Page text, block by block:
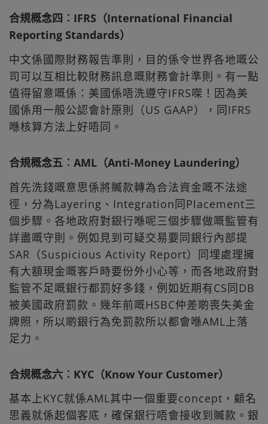
合規概念四︰IFRS（International Financial
Reporting Standards）
中文係國際財務報告準則，目的係令世界各地嘅公
司可以互相比較財務訊息嘅財務會計準則。有一點
值得留意嘅係：美國係唔洗遵守IFRS㗎！因為美
國係用一般公認會計原則（US GAAP），同IFRS
喺核算方法上好唔同。
合規概念五︰AML（Anti-Money Laundering）
首先洗錢嘅意思係將贓款轉為合法資金嘅不法途
徑，分為Layering、Integration同Placement三
個步驟。各地政府對銀行喺呢三個步驟做嘅監管有
詳盡嘅守則。例如見到可疑交易要同銀行內部提
SAR（Suspicious Activity Report）同埋處理擁
有大額現金嘅客戶時要份外小心等，而各地政府對
監管不足嘅銀行都罰好多錢，例如近期有CS同DB
被美國政府罰款。幾年前嘅HSBC仲差啲喪失美金
牌照，所以啲銀行為免罰款所以都會喺AML上落
足力。
合規概念六︰KYC（Know Your Customer）
基本上KYC就係AML其中一個重要concept，顧名
思義就係起個客底，確保銀行唔會接收到贓款。銀